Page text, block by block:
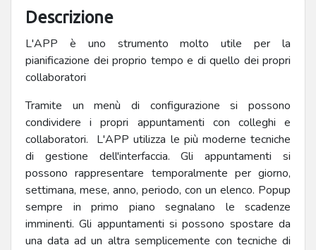
Descrizione
L'APP è uno strumento molto utile per la
pianificazione dei proprio tempo e di quello dei propri
collaboratori
Tramite un menù di configurazione si possono
condividere i propri appuntamenti con colleghi e
collaboratori. L'APP utilizza le più moderne tecniche
di gestione dell'interfaccia. Gli appuntamenti si
possono rappresentare temporalmente per giorno,
settimana, mese, anno, periodo, con un elenco. Popup
sempre in primo piano segnalano le scadenze
imminenti. Gli appuntamenti si possono spostare da
una data ad un altra semplicemente con tecniche di